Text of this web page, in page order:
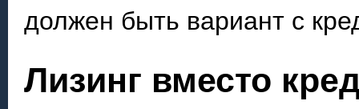
должен быть вариант с
Лизинг вместо